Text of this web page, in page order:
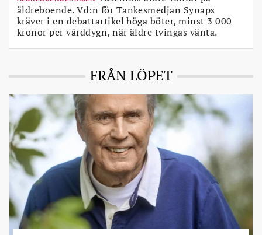
äldreboende. Vd:n för Tankesmedjan Synaps
kräver i en debattartikel höga böter, minst 3 000
kronor per vårddygn, när äldre tvingas vänta.
FRÅN LÖPET